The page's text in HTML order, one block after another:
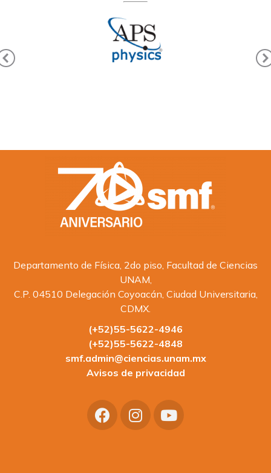
Departamento de Física, 2do piso, Facultad de Ciencias
UNAM,
C.P. 04510 Delegación Coyoacán, Ciudad Universitaria,
CDMX.
(+52)55-5622-4946
(+52)55-5622-4848
smf.admin@ciencias.unam.mx
Avisos de privacidad